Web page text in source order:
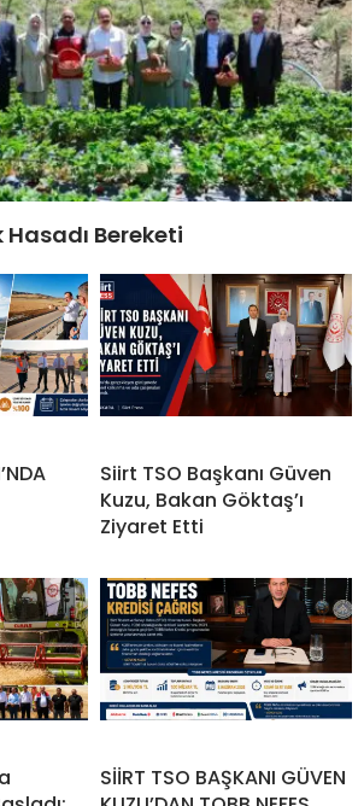
Bereketi
Siirt TSO Başkanı Güven
Kuzu, Bakan Göktaş’ı
Ziyaret Etti
SİİRT TSO BAŞKANI GÜVEN